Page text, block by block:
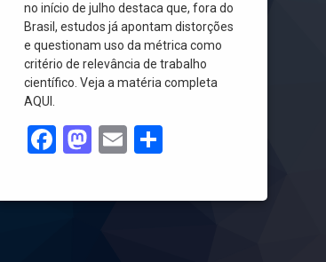
no início de julho destaca que, fora do
Brasil, estudos já apontam distorções
e questionam uso da métrica como
critério de relevância de trabalho
científico. Veja a matéria completa
AQUI.
Facebook
Mastodon
EmailShare